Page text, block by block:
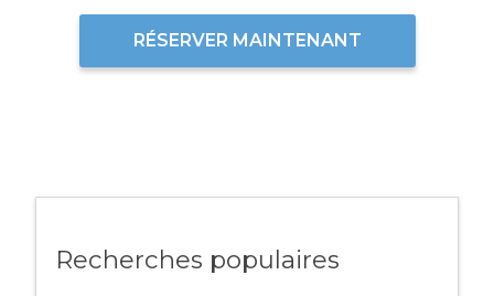
RÉSERVER MAINTENANT
Recherches populaires